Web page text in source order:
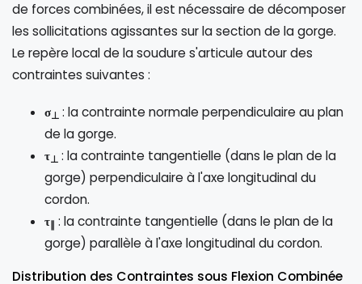
de forces combinées, il est nécessaire de décomposer
les sollicitations agissantes sur la section de la gorge.
Le repère local de la soudure s'articule autour des
contraintes suivantes :
σ⊥ : la contrainte normale perpendiculaire au plan
de la gorge.
τ⊥ : la contrainte tangentielle (dans le plan de la
gorge) perpendiculaire à l'axe longitudinal du
cordon.
τ∥ : la contrainte tangentielle (dans le plan de la
gorge) parallèle à l'axe longitudinal du cordon.
Distribution des Contraintes sous Flexion Combinée